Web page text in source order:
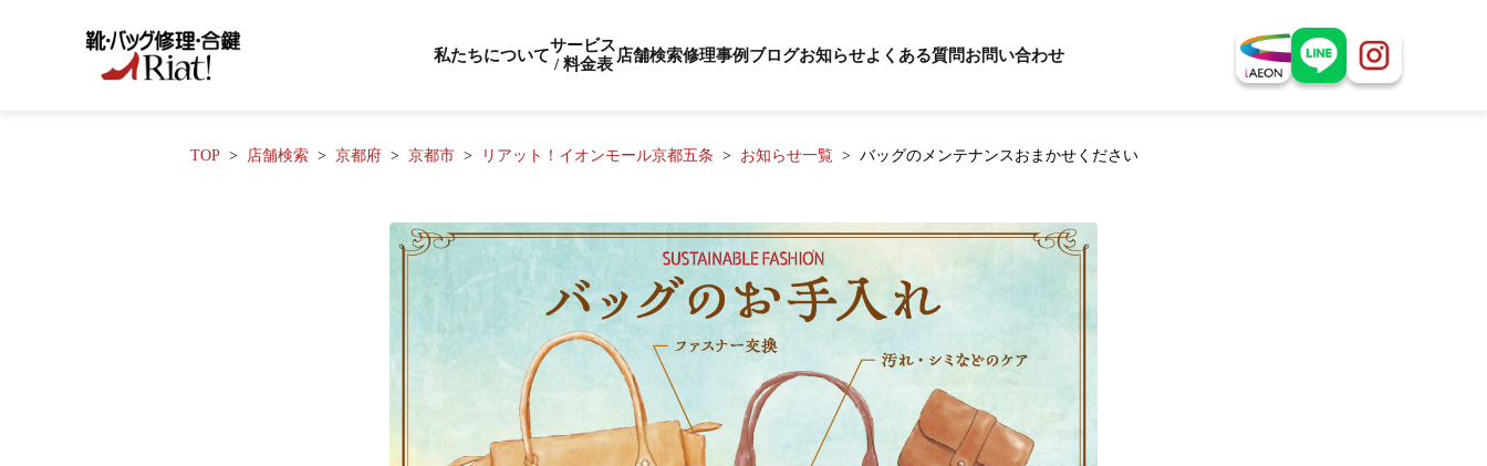
私たちについて
サービス
/ 料金表
店舗検索修理事例 ブログお知らせよくある質問お問い合わせ
TOP 店舗検索 京都府 京都市 リアット！イオンモール京都五条 お知らせ一覧 バッグのメンテナンスおまかせください